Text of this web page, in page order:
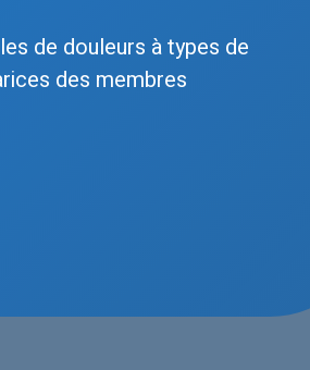
de douleurs à types de
des membres